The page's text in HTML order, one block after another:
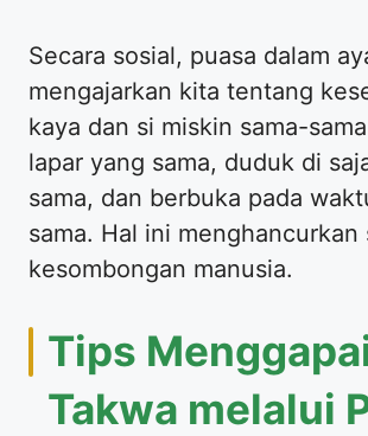
Secara sosial, puasa dalam
mengajarkan kita tentang
kaya dan si miskin sama-
lapar yang sama, duduk di
sama, dan berbuka pada
sama. Hal ini
kesombongan manusia.
Tips
Takwa melalui